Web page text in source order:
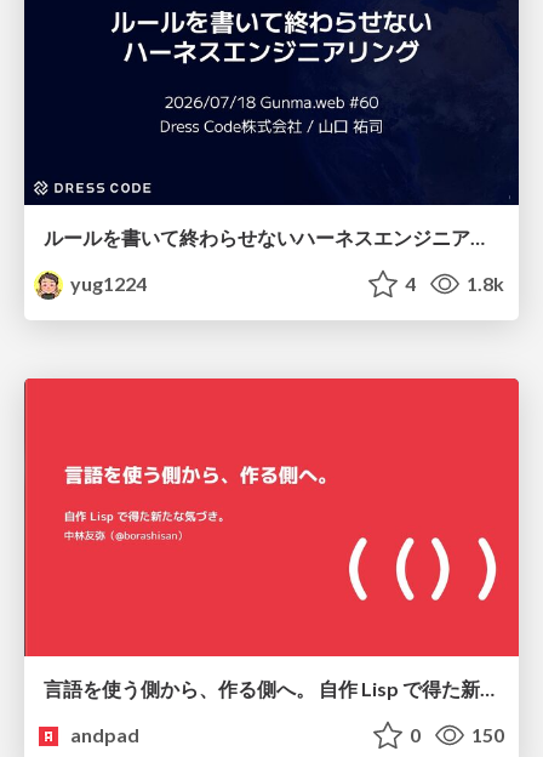
yug1224
4 1.8k
言語を使う側から、作る側へ。 自作 Lisp で得た新たな気づき。
andpad
0 150